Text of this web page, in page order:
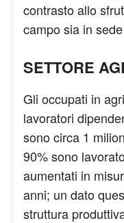
contrasto allo
campo sia in
SETTORE
Gli occupati in
lavoratori
sono circa 1
90% sono
aumentati in
anni; un dato
struttura